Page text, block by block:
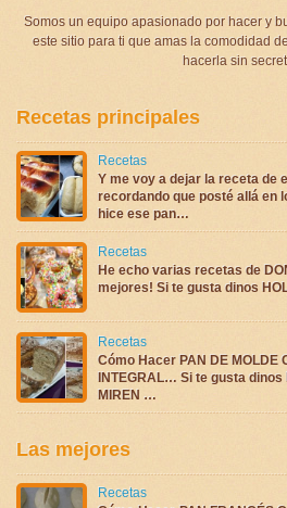
Somos un equipo apasionado por hacer y
este sitio para ti que amas la comodidad
hacerla sin
Recetas principales
Recetas
Y me voy a dejar la receta de
recordando que posté allá en
hice ese pan…
Recetas
He echo varias recetas de
mejores! Si te gusta dinos
Recetas
Cómo Hacer PAN DE MOLDE
INTEGRAL… Si te gusta dinos
MIREN …
Las mejores
Recetas